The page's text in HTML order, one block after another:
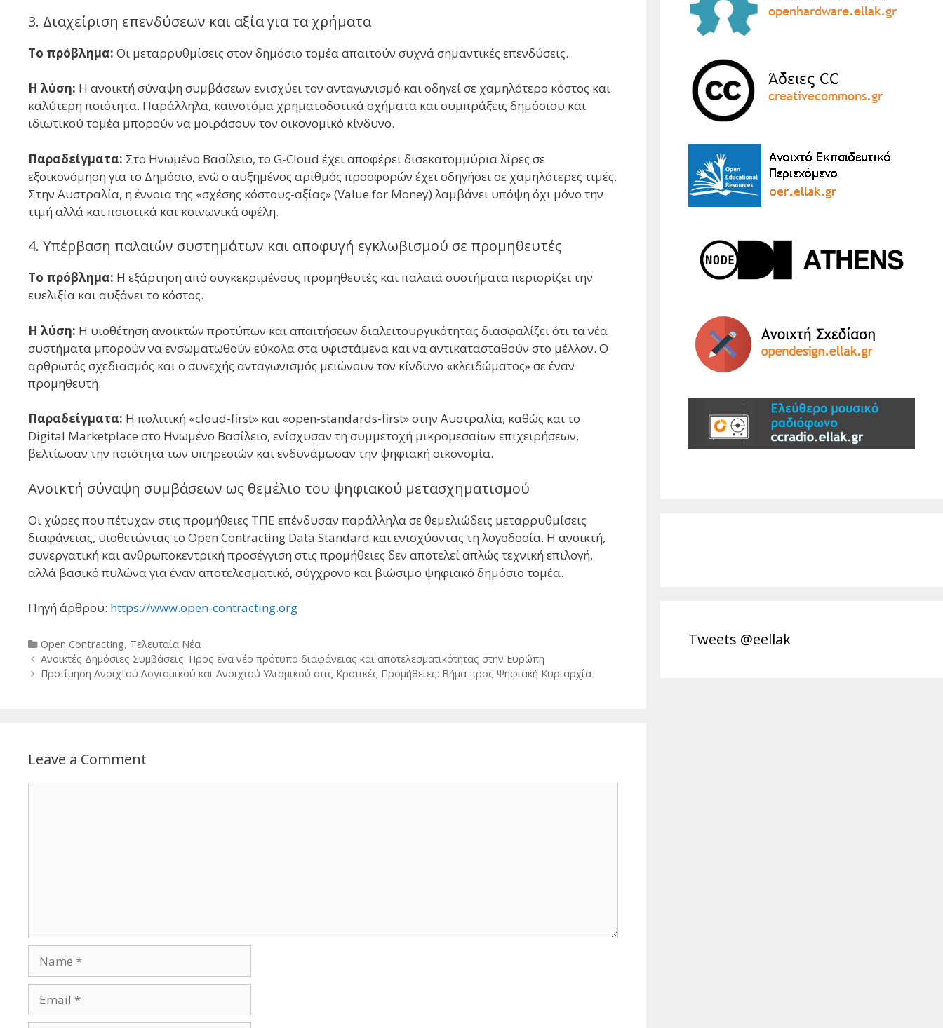
3. Διαχείριση επενδύσεων και αξία για τα χρήματα
Το πρόβλημα: Οι μεταρρυθμίσεις στον δημόσιο τομέα απαιτούν συχνά σημαντικές επενδύσεις.
Η λύση: Η ανοικτή σύναψη συμβάσεων ενισχύει τον ανταγωνισμό και οδηγεί σε χαμηλότερο κόστος και
καλύτερη ποιότητα. Παράλληλα, καινοτόμα χρηματοδοτικά σχήματα και συμπράξεις δημόσιου και
ιδιωτικού τομέα μπορούν να μοιράσουν τον οικονομικό κίνδυνο.
Παραδείγματα: Στο Ηνωμένο Βασίλειο, το G-Cloud έχει αποφέρει δισεκατομμύρια λίρες σε
εξοικονόμηση για το Δημόσιο, ενώ ο αυξημένος αριθμός προσφορών έχει οδηγήσει σε χαμηλότερες τιμές.
Στην Αυστραλία, η έννοια της «σχέσης κόστους-αξίας» (Value for Money) λαμβάνει υπόψη όχι μόνο την
τιμή αλλά και ποιοτικά και κοινωνικά οφέλη.
4. Υπέρβαση παλαιών συστημάτων και αποφυγή εγκλωβισμού σε προμηθευτές
Το πρόβλημα: Η εξάρτηση από συγκεκριμένους προμηθευτές και παλαιά συστήματα περιορίζει την
ευελιξία και αυξάνει το κόστος.
Η λύση: Η υιοθέτηση ανοικτών προτύπων και απαιτήσεων διαλειτουργικότητας διασφαλίζει ότι τα νέα
συστήματα μπορούν να ενσωματωθούν εύκολα στα υφιστάμενα και να αντικατασταθούν στο μέλλον. Ο
αρθρωτός σχεδιασμός και ο συνεχής ανταγωνισμός μειώνουν τον κίνδυνο «κλειδώματος» σε έναν
προμηθευτή.
Παραδείγματα: Η πολιτική «cloud-first» και «open-standards-first» στην Αυστραλία, καθώς και το
Digital Marketplace στο Ηνωμένο Βασίλειο, ενίσχυσαν τη συμμετοχή μικρομεσαίων επιχειρήσεων,
βελτίωσαν την ποιότητα των υπηρεσιών και ενδυνάμωσαν την ψηφιακή οικονομία.
Ανοικτή σύναψη συμβάσεων ως θεμέλιο του ψηφιακού μετασχηματισμού
Οι χώρες που πέτυχαν στις προμήθειες ΤΠΕ επένδυσαν παράλληλα σε θεμελιώδεις μεταρρυθμίσεις
διαφάνειας, υιοθετώντας το Open Contracting Data Standard και ενισχύοντας τη λογοδοσία. Η ανοικτή,
συνεργατική και ανθρωποκεντρική προσέγγιση στις προμήθειες δεν αποτελεί απλώς τεχνική επιλογή,
αλλά βασικό πυλώνα για έναν αποτελεσματικό, σύγχρονο και βιώσιμο ψηφιακό δημόσιο τομέα.
Πηγή άρθρου: https://www.open-contracting.org
Categories
Open Contracting, Τελευταία Νέα
Post
navigation
Ανοικτές Δημόσιες Συμβάσεις: Προς ένα νέο πρότυπο διαφάνειας και αποτελεσματικότητας στην Ευρώπη
Προτίμηση Ανοιχτού Λογισμικού και Ανοιχτού Υλισμικού στις Κρατικές Προμήθειες: Βήμα προς Ψηφιακή Κυριαρχία
Leave a Comment
Tweets @eellak